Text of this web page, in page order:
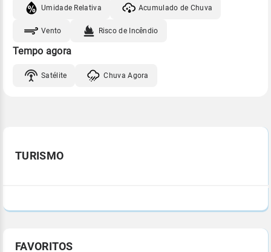
Umidade Relativa Acumulado de Chuva
Vento Risco de Incêndio
Tempo agora
Satélite Chuva Agora
TURISMO
FAVORITOS